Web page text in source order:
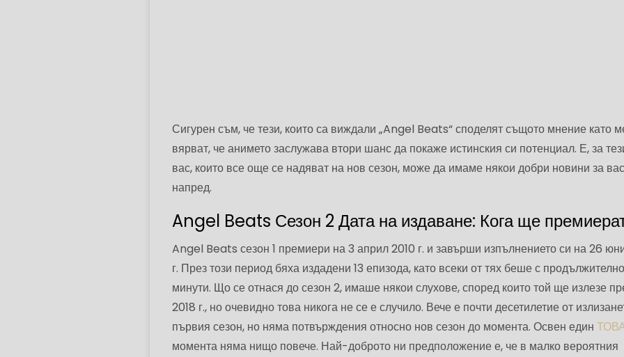
Сигурен съм, че тези, които са виждали „Angel Beats“ споделят същото мнение като
вярват, че анимето заслужава втори шанс да покаже истинския си потенциал. Е, за
вас, които все още се надяват на нов сезон, може да имаме някои добри новини за
напред.
Angel Beats Сезон 2 Дата на издаване: Кога ще
Angel Beats сезон 1 премиери на 3 април 2010 г. и завърши изпълнението си на 26
г. През този период бяха издадени 13 епизода, като всеки от тях беше с
минути. Що се отнася до сезон 2, имаше някои слухове, според които той ще излезе
2018 г., но очевидно това никога не се е случило. Вече е почти десетилетие от
първия сезон, но няма потвърждения относно нов сезон до момента. Освен един
момента няма нищо повече. Най-доброто ни предположение е, че в малко вероятния